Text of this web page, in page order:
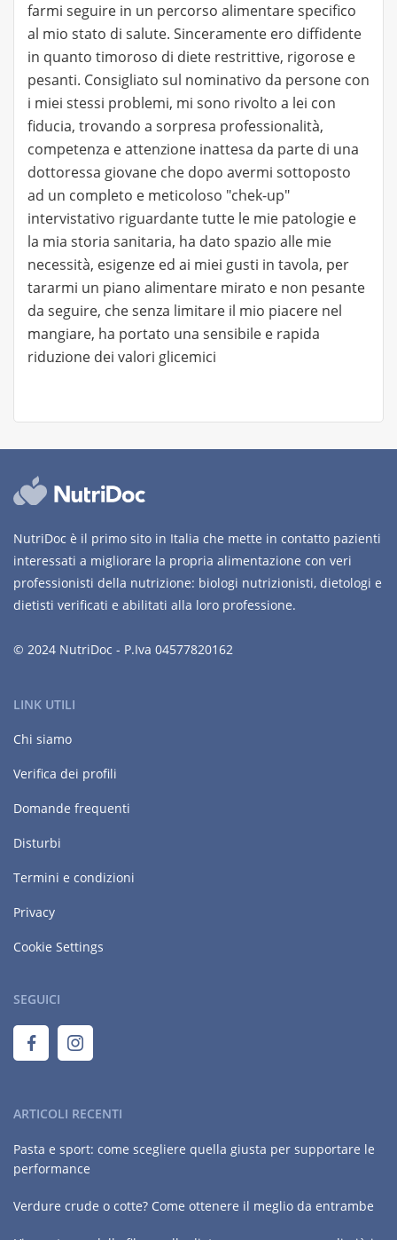
farmi seguire in un percorso alimentare specifico
al mio stato di salute. Sinceramente ero diffidente
in quanto timoroso di diete restrittive, rigorose e
pesanti. Consigliato sul nominativo da persone con
i miei stessi problemi, mi sono rivolto a lei con
fiducia, trovando a sorpresa professionalità,
competenza e attenzione inattesa da parte di una
dottoressa giovane che dopo avermi sottoposto
ad un completo e meticoloso "chek-up"
intervistativo riguardante tutte le mie patologie e
la mia storia sanitaria, ha dato spazio alle mie
necessità, esigenze ed ai miei gusti in tavola, per
tararmi un piano alimentare mirato e non pesante
da seguire, che senza limitare il mio piacere nel
mangiare, ha portato una sensibile e rapida
riduzione dei valori glicemici
NutriDoc è il primo sito in Italia che mette in contatto pazienti
interessati a migliorare la propria alimentazione con veri
professionisti della nutrizione: biologi nutrizionisti, dietologi e
dietisti verificati e abilitati alla loro professione.
© 2024 NutriDoc - P.Iva 04577820162
LINK UTILI
Chi siamo
Verifica dei profili
Domande frequenti
Disturbi
Termini e condizioni
Privacy
Cookie Settings
SEGUICI
ARTICOLI RECENTI
Pasta e sport: come scegliere quella giusta per supportare le
performance
Verdure crude o cotte? Come ottenere il meglio da entrambe